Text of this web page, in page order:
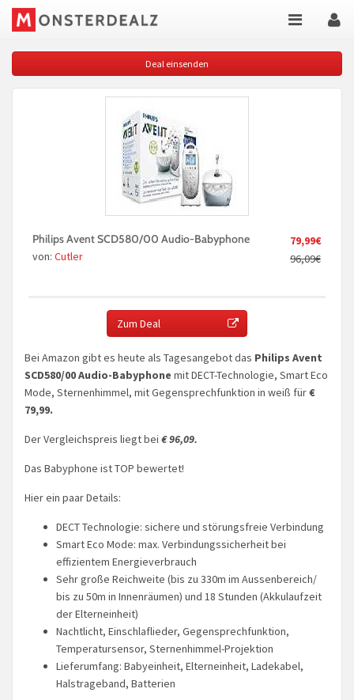
Deal einsenden
79,99€
96,09€
Philips Avent SCD580/00 Audio-Babyphone
von: Cutler
Zum Deal
Bei Amazon gibt es heute als Tagesangebot das Philips Avent
SCD580/00 Audio-Babyphone mit DECT-Technologie, Smart Eco
Mode, Sternenhimmel, mit Gegensprechfunktion in weiß für€
79,99.
Der Vergleichspreis liegt bei € 96,09.
Das Babyphone ist TOP bewertet!
Hier ein paar Details:
DECT Technologie: sichere und störungsfreie Verbindung
Smart Eco Mode: max. Verbindungssicherheit bei
effizientem Energieverbrauch
Sehr große Reichweite (bis zu 330m im Aussenbereich/
bis zu 50m in Innenräumen) und 18 Stunden (Akkulaufzeit
der Elterneinheit)
Nachtlicht, Einschlaflieder, Gegensprechfunktion,
Temperatursensor, Sternenhimmel-Projektion
Lieferumfang: Babyeinheit, Elterneinheit, Ladekabel,
Halstrageband, Batterien